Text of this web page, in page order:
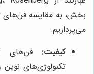
می‌پردازیم:
کیفیت:
تکنولوژی‌های نوین